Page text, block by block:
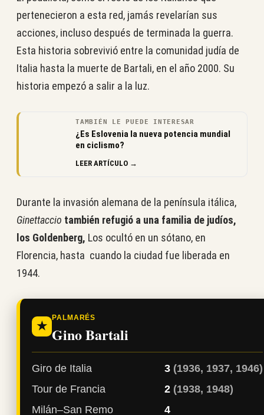
pertenecieron a esta red, jamás revelarían sus
acciones, incluso después de terminada la guerra.
Esta historia sobrevivió entre la comunidad judía de
Italia hasta la muerte de Bartali, en el año 2000. Su
historia empezó a salir a la luz.
TAMBIÉN LE PUEDE INTERESAR
¿Es Eslovenia la nueva potencia mundial
en ciclismo?
LEER ARTÍCULO →
Durante la invasión alemana de la península itálica,
Ginettaccio también refugió a una familia de judíos,
los Goldenberg, Los ocultó en un sótano, en
Florencia, hasta cuando la ciudad fue liberada en
1944.
★
PALMARÉS
Gino Bartali
Giro de Italia 3 (1936, 1937, 1946)
Tour de Francia
2 (1938, 1948)
Milán–San Remo
4